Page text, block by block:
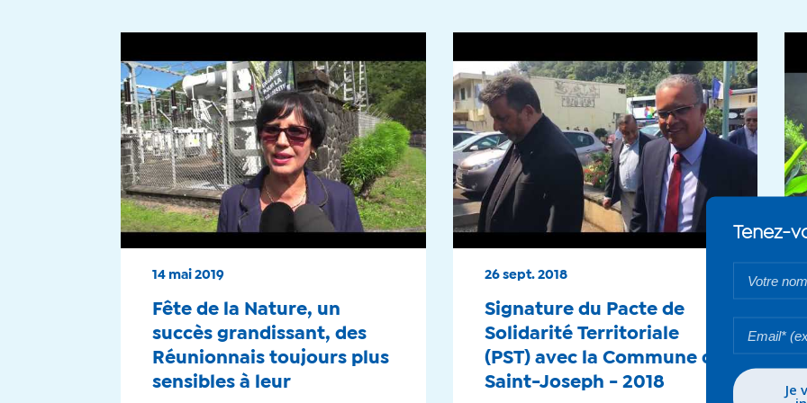
14 mai 2019
Fête de la Nature, un
succès grandissant, des
Réunionnais toujours plus
sensibles à leur
26 sept. 2018
Signature du Pacte de
Solidarité Territoriale
(PST) avec la Commune de
Saint-Joseph - 2018
Tenez-
nom*
email*